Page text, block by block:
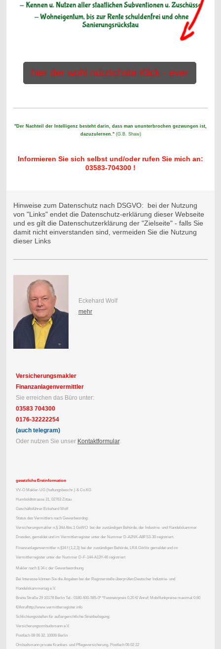
hier der wohl nützlichste Klick - ever
"Der Nachteil der Intelligenz besteht darin, dass man ununterbrochen gezwungen ist,
dazuzulernen." (G.B. Shaw)
Informieren Sie sich selbst und/oder rufen Sie mich an:
03583-704300 !
Hinweise zum Datenschutz nach DSGVO: bei der Nutzung
von "Links" endet die Datenschutz-erklärung dieser Webseite
und es gilt die Datenschutzerklärung der "Zielseite" - falls Sie
damit nicht einverstanden sind, vermeiden Sie die Nutzung
dieser Links
Eckehard Wolf
mehr
Versicherungsmakler
Finanzanlagenvermittler
Sie erreichen das Büro unter:
03583 704300
0176-32222254
(auch telegram)
Oder nutzen Sie unser Kontaktformular.
gesetzliche Erstinformation
VV-O Makler-UG (haftungsbeschr.) & Co.KG
Humboldtstrasse 31, 02763 Zittau
Geschäftsführer:Eckehard Wolf
Status des Vermittlers nach Gewerbeordng:
Versicherungsmakler n.§ 34d Abs.1 GeWO bei der zuständigen Behörde, der Industrie- und Handelskammer
Dresden, gemeldet und im Vermittlerregister unter der Nummer D-A2NK-A8FS3-30 registriert.
Finanzanlagenvermittler n.§34 f (1,2,3) bei der zuständigen Behörde, LRA Görlitz gemeldet und im
Vermittlerregister unter der Nummer D-F-144-A13Y-46 registriert
Makler nach § 34 c der Gewerbeordnung
Bei Interesse können Sie die Angaben bei der Registerstelle überprüfen:Deutscher Industrie- und
Handelskammertag e.V.
Breite Straße 29 10178 Berlin Tel.: 0180-600-585-0* *Festnetzpreis 0,20 €/ Anruf; Mobilfunkpreise maximal 0,60
€/Anrufhttp://www.vermittlerregister.info
Schlichtungsstellen für außergerichtliche Streitbeilegung:
Versicherungsombudsmann e.V.
Postfach 08 06 32, 10006 Berlin
Ombudsmann private Kranken- und Pflegeversicherung, Postfach 06 02 22